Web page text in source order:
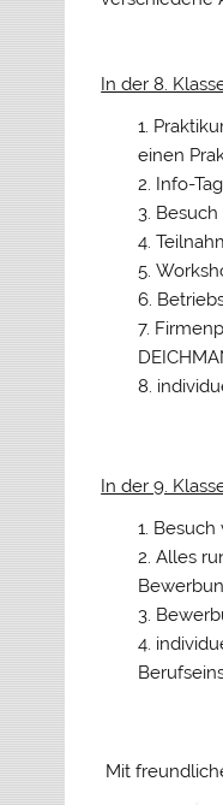
In der 8.
einen
Info-
In der 9.
Besuch
Alles
Mit